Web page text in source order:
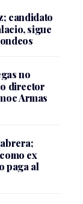
candidato
sigue
no
director
Armas
ex
paga al